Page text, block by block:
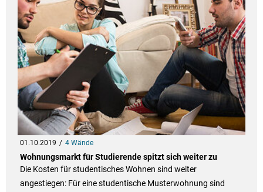
01.10.2019 4 Wände
Wohnungsmarkt für Studierende spitzt sich weiter zu
Die Kosten für studentisches Wohnen sind weiter
angestiegen: Für eine studentische Musterwohnung sind